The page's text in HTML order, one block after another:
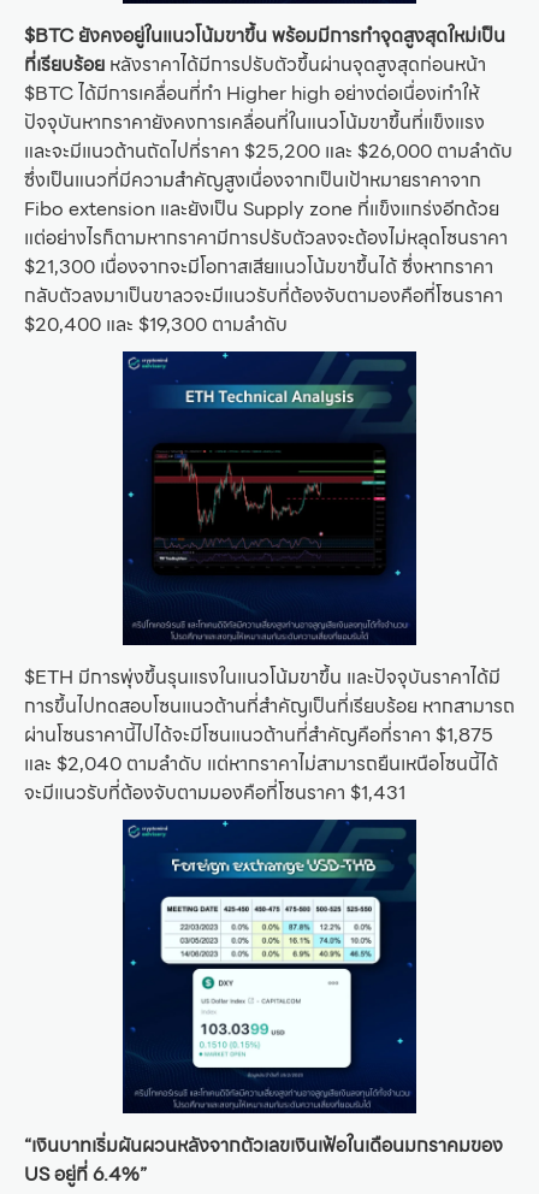
$BTC ยังคงอยู่ในแนวโน้มขาขึ้น พร้อมมีการทำจุดสูงสุดใหม่เป็น
ที่เรียบร้อย หลังราคาได้มีการปรับตัวขึ้นผ่านจุดสูงสุดก่อนหน้า
$BTC ได้มีการเคลื่อนที่ทำ Higher high อย่างต่อเนื่องiทำให้
ปัจจุบันหากราคายังคงการเคลื่อนที่ในแนวโน้มขาขึ้นที่แข็งแรง
และจะมีแนวต้านถัดไปที่ราคา $25,200 และ $26,000 ตามลำดับ
ซึ่งเป็นแนวที่มีความสำคัญสูงเนื่องจากเป็นเป้าหมายราคาจาก
Fibo extension และยังเป็น Supply zone ที่แข็งแกร่งอีกด้วย
แต่อย่างไรก็ตามหากราคามีการปรับตัวลงจะต้องไม่หลุดโซนราคา
$21,300 เนื่องจากจะมีโอกาสเสียแนวโน้มขาขึ้นได้ ซึ่งหากราคา
กลับตัวลงมาเป็นขาลวจะมีแนวรับที่ต้องจับตามองคือที่โซนราคา
$20,400 และ $19,300 ตามลำดับ
$ETH มีการพุ่งขึ้นรุนแรงในแนวโน้มขาขึ้น และปัจจุบันราคาได้มี
การขึ้นไปทดสอบโซนแนวต้านที่สำคัญเป็นที่เรียบร้อย หากสามารถ
ผ่านโซนราคานี้ไปได้จะมีโซนแนวต้านที่สำคัญคือที่ราคา $1,875
และ $2,040 ตามลำดับ แต่หากราคาไม่สามารถยืนเหนือโซนนี้ได้
จะมีแนวรับที่ต้องจับตามมองคือที่โซนราคา $1,431
“เงินบาทเริ่มผันผวนหลังจากตัวเลขเงินเฟ้อในเดือนมกราคมของ
US อยู่ที่ 6.4%”